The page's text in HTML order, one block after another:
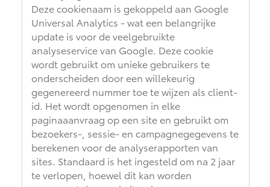
Deze cookienaam is gekoppeld aan Google
Universal Analytics - wat een belangrijke
update is voor de veelgebruikte
analyseservice van Google. Deze cookie
wordt gebruikt om unieke gebruikers te
onderscheiden door een willekeurig
gegenereerd nummer toe te wijzen als client-
id. Het wordt opgenomen in elke
paginaaanvraag op een site en gebruikt om
bezoekers-, sessie- en campagnegegevens te
berekenen voor de analyserapporten van
sites. Standaard is het ingesteld om na 2 jaar
te verlopen, hoewel dit kan worden